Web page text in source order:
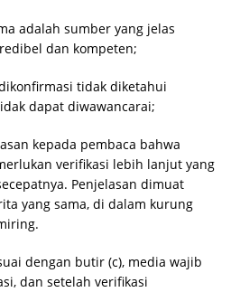
adalah sumber yang jelas
dan kompeten;
tidak diketahui
dapat diwawancarai;
kepada pembaca bahwa
verifikasi lebih lanjut yang
Penjelasan dimuat
yang sama, di dalam kurung
dengan butir (c), media wajib
dan setelah verifikasi